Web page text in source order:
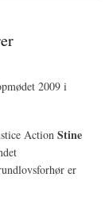
2009 i
Action Stine
er